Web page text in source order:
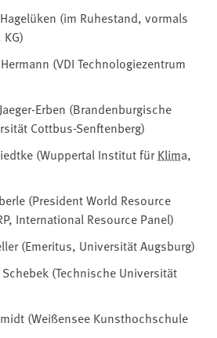
(im Ruhestand, vormals
(VDI Technologiezentrum
Erben (Brandenburgische
Cottbus-Senftenberg)
(Wuppertal Institut fürKlima,
(President World Resource
International Resource Panel)
(Emeritus, Universität Augsburg)
(Technische Universität
(Weißensee Kunsthochschule